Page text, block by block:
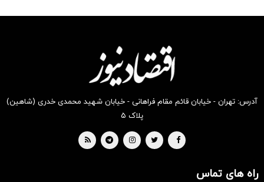
آدرس: تهران - خیابان قائم مقام فراهانی - خیابان شهید محمدی خدری (شاهین)
پلاک ۵
راه های تماس